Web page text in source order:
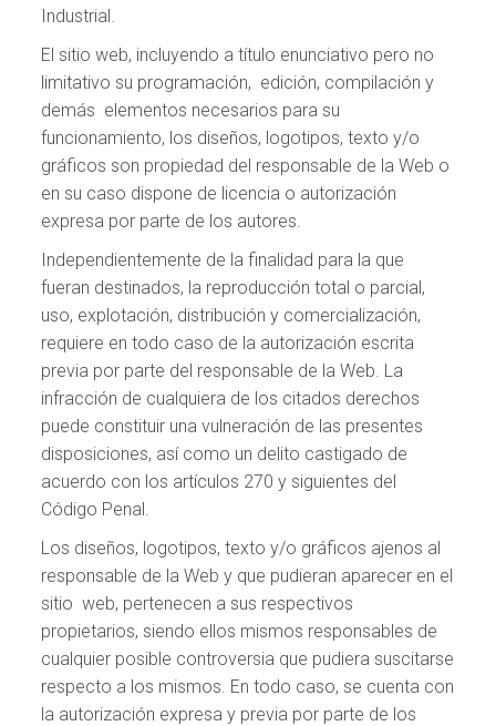
Industrial.
El sitio web, incluyendo a título enunciativo pero no
limitativo su programación, edición, compilación y
demás elementos necesarios para su
funcionamiento, los diseños, logotipos, texto y/o
gráficos son propiedad del responsable de la Web o
en su caso dispone de licencia o autorización
expresa por parte de los autores.
Independientemente de la finalidad para la que
fueran destinados, la reproducción total o parcial,
uso, explotación, distribución y comercialización,
requiere en todo caso de la autorización escrita
previa por parte del responsable de la Web. La
infracción de cualquiera de los citados derechos
puede constituir una vulneración de las presentes
disposiciones, así como un delito castigado de
acuerdo con los artículos 270 y siguientes del
Código Penal.
Los diseños, logotipos, texto y/o gráficos ajenos al
responsable de la Web y que pudieran aparecer en el
sitio web, pertenecen a sus respectivos
propietarios, siendo ellos mismos responsables de
cualquier posible controversia que pudiera suscitarse
respecto a los mismos. En todo caso, se cuenta con
la autorización expresa y previa por parte de los